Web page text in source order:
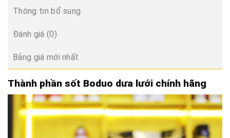
Thông tin bổ sung
Đánh giá (0)
Bảng giá mới nhất
Thành phần sốt Boduo dưa lưới chính hãng